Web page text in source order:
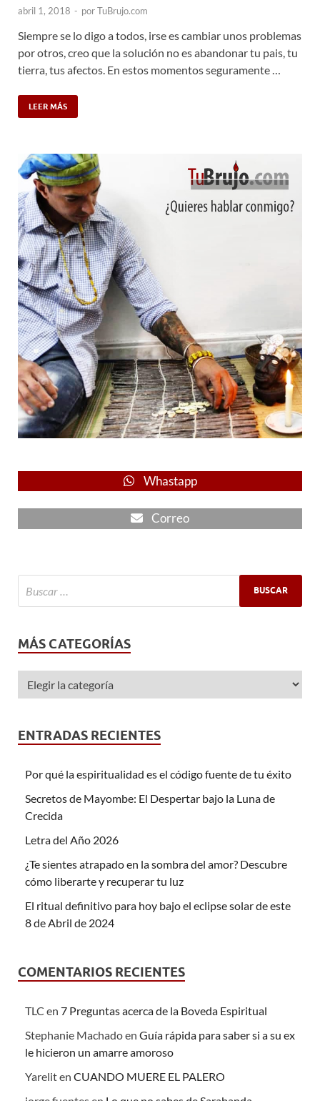
abril 1, 2018 - porTuBrujo.com
Siempre se lo digo a todos, irse es cambiar unos problemas
por otros, creo que la solución no es abandonar tu pais, tu
tierra, tus afectos. En estos momentos seguramente …
LEER MÁS
Whastapp
Correo
MÁS CATEGORÍAS
ENTRADAS RECIENTES
Por qué la espiritualidad es el código fuente de tu éxito
Secretos de Mayombe: El Despertar bajo la Luna de
Crecida
Letra del Año 2026
¿Te sientes atrapado en la sombra del amor? Descubre
cómo liberarte y recuperar tu luz
El ritual definitivo para hoy bajo el eclipse solar de este
8 de Abril de 2024
COMENTARIOS RECIENTES
TLC en 7 Preguntas acerca de la Boveda Espiritual
Stephanie Machadoen Guía rápida para saber si a su ex
le hicieron un amarre amoroso
Yareliten CUANDO MUERE EL PALERO